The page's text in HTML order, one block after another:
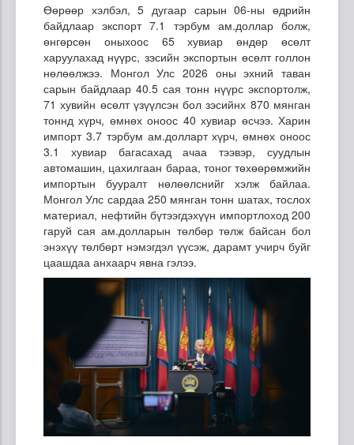
Өөрөөр хэлбэл, 5 дугаар сарын 06-ны өдрийн
байдлаар экспорт 7.1 тэрбум ам.доллар болж,
өнгөрсөн оныхоос 65 хувиар өндөр өсөлт
харуулахад нүүрс, зэсийн экспортын өсөлт голлон
нөлөөлжээ. Монгол Улс 2026 оны эхний таван
сарын байдлаар 40.5 сая тонн нүүрс экспортолж,
71 хувийн өсөлт үзүүлсэн бол зэсийнх 870 мянган
тоннд хүрч, өмнөх оноос 40 хувиар өсчээ. Харин
импорт 3.7 тэрбум ам.долларт хүрч, өмнөх оноос
3.1 хувиар багасахад ачаа тээвэр, суудлын
автомашин, цахилгаан бараа, тоног төхөөрөмжийн
импортын бууралт нөлөөлснийг хэлж байлаа.
Монгол Улс сардаа 250 мянган тонн шатах, тослох
материал, нефтийн бүтээгдэхүүн импортлоход 200
гаруй сая ам.долларын төлбөр төлж байсан бол
энэхүү төлбөрт нэмэгдэл үүсэж, дарамт учирч буйг
цаашдаа анхаарч явна гэлээ.